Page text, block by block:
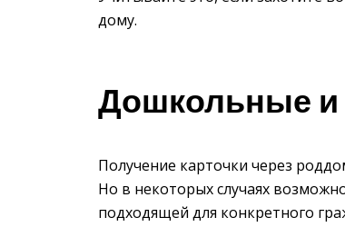
дому.
Дошкольные и
Получение карточки через
Но в некоторых случаях
подходящей для конкретного